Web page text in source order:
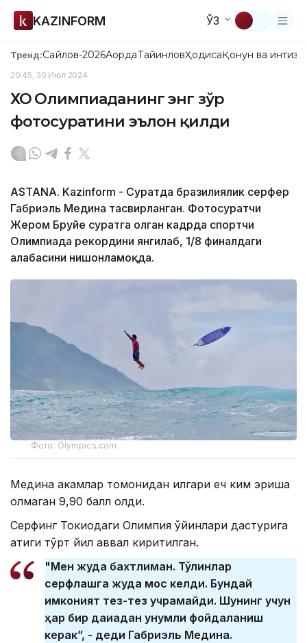
KAZINFORM ЎЗ
Тренд:Сайлов-2026АқордаТайинловҲодисаҚонун ва
20:45, 30 Июл 2024
ХОҚ Олимпиаданинг энг зўр
фотосуратини эълон қилди
ASTANA. Kazinform - Суратда бразилиялик серфер
Габриэль Медина тасвирланган. Фотосуратчи
Жером Бруйе суратга олган кадрда спортчи
Олимпиада рекордини янгилаб, 1/8 финалдаги
ғалабасини нишонламоқда.
Фото: Olympics.com
Медина ҳакамлар томонидан илгари ҳеч ким эриша
олмаган 9,90 балл олди.
Серфинг Токиодаги Олимпия ўйинлари дастурига
атиги тўрт йил аввал киритилган.
"Мен жуда бахтлиман. Тўлқинлар
серфлашга жуда мос келди. Бундай
имконият тез-тез учрамайди. Шунинг учун
ҳар бир дақиқадан унумли фойдаланиш
керак”, - деди Габриэль Медина.